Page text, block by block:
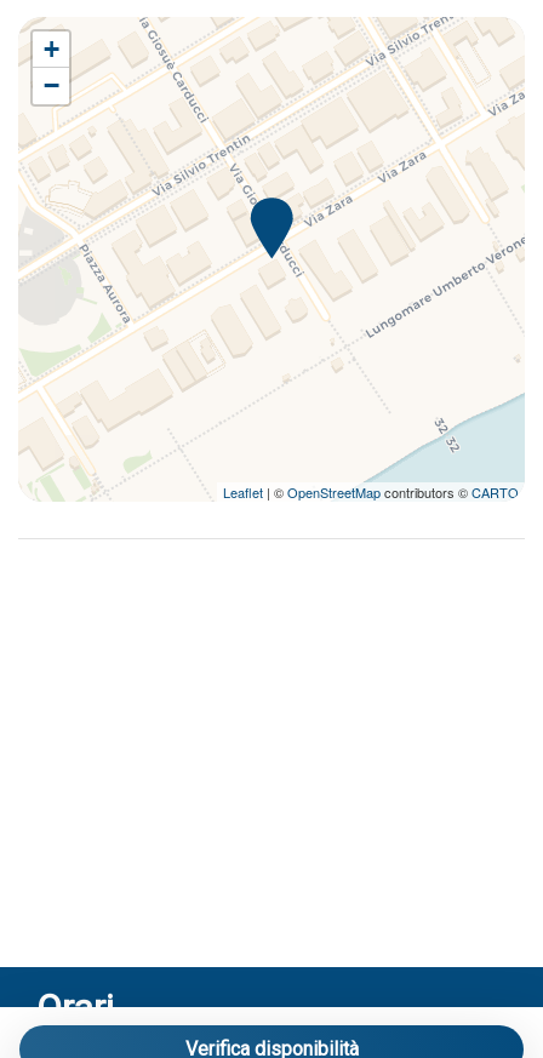
+
−
Leaflet | ©OpenStreetMapcontributors ©CARTO
Verifica disponibilità
Orari
Riceviamo solo su appuntamento: